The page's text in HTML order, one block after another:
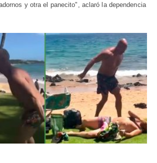
y otra el panecito", aclaró la dependencia